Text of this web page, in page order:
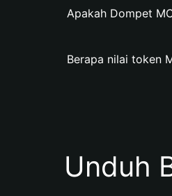
Apakah Dompet
Berapa nilai token
Unduh